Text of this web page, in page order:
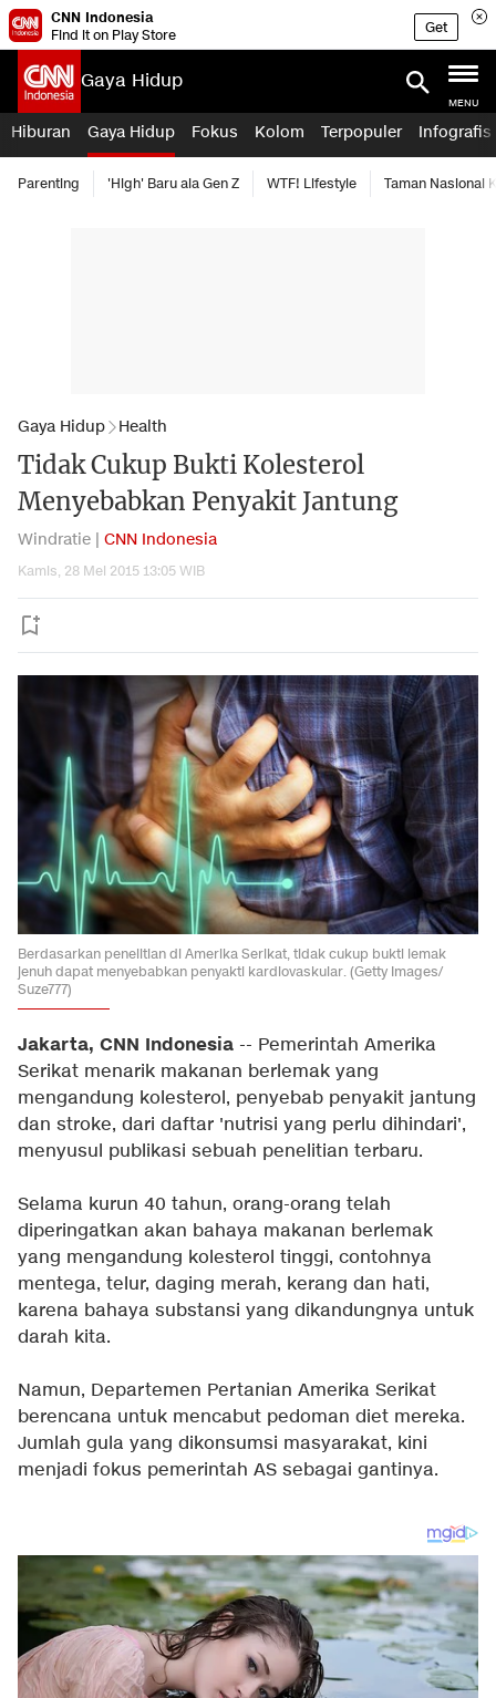
CNN Indonesia
Find it on Play Store
Get
Gaya Hidup
MENU
Hiburan Gaya Hidup Fokus Kolom Terpopuler Infografis
Parenting 'High' Baru ala Gen Z WTF! Lifestyle Taman Nasional
Gaya Hidup Health
Tidak Cukup Bukti Kolesterol
Menyebabkan Penyakit Jantung
Windratie | CNN Indonesia
Kamis, 28 Mei 2015 13:05 WIB
Berdasarkan penelitian di Amerika Serikat, tidak cukup bukti lemak
jenuh dapat menyebabkan penyakti kardiovaskular. (Getty Images/
Suze777)
Jakarta, CNN Indonesia -- Pemerintah Amerika
Serikat menarik makanan berlemak yang
mengandung kolesterol, penyebab penyakit jantung
dan stroke, dari daftar 'nutrisi yang perlu dihindari',
menyusul publikasi sebuah penelitian terbaru.
Selama kurun 40 tahun, orang-orang telah
diperingatkan akan bahaya makanan berlemak
yang mengandung kolesterol tinggi, contohnya
mentega, telur, daging merah, kerang dan hati,
karena bahaya substansi yang dikandungnya untuk
darah kita.
Namun, Departemen Pertanian Amerika Serikat
berencana untuk mencabut pedoman diet mereka.
Jumlah gula yang dikonsumsi masyarakat, kini
menjadi fokus pemerintah AS sebagai gantinya.